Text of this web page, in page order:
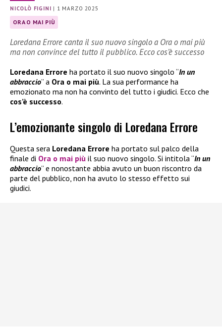
NICOLÒ FIGINI | 1 MARZO 2025
ORA O MAI PIÙ
Loredana Errore canta il suo nuovo singolo a Ora o mai più
ma non convince del tutto il pubblico. Ecco cos’è successo
Loredana Errore ha portato il suo nuovo singolo “In un
abbraccio” a Ora o mai più. La sua performance ha
emozionato ma non ha convinto del tutto i giudici. Ecco che
cos’è successo.
L’emozionante singolo di Loredana Errore
Questa sera Loredana Errore ha portato sul palco della
finale di Ora o mai più il suo nuovo singolo. Si intitola “In un
abbraccio” e nonostante abbia avuto un buon riscontro da
parte del pubblico, non ha avuto lo stesso effetto sui
giudici.